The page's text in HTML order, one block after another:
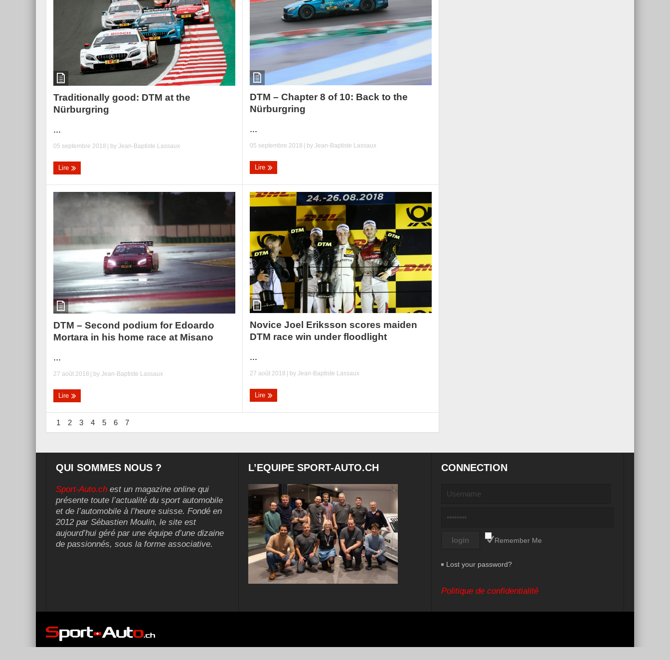
Traditionally good: DTM at the
Nürburgring
...
05 septembre 2018 | by Jean-Baptiste Lassaux
Lire
DTM – Chapter 8 of 10: Back to the
Nürburgring
...
05 septembre 2018 | byJean-Baptiste Lassaux
Lire
DTM – Second podium for Edoardo
Mortara in his home race at Misano
...
27 août 2018 | by Jean-Baptiste Lassaux
Lire
Novice Joel Eriksson scores maiden
DTM race win under floodlight
...
27 août 2018 | byJean-Baptiste Lassaux
Lire
1 2 3 4 5 6 7
QUI SOMMES NOUS ?
Sport-Auto.ch est un magazine online qui
présente toute l’actualité du sport automobile
et de l’automobile à l’heure suisse. Fondé en
2012 par Sébastien Moulin, le site est
aujourd’hui géré par une équipe d’une dizaine
de passionnés, sous la forme associative.
L’EQUIPE SPORT-AUTO.CH CONNECTION
Remember Me
Lost your password?
Politique de confidentialité